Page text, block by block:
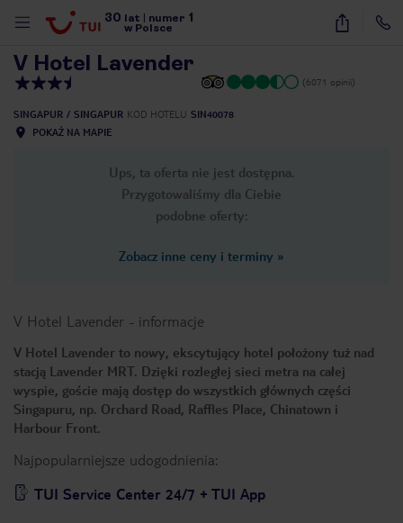
30 lat numer 1
w Polsce
26
V Hotel Lavender
(6071 opinii)
SINGAPUR SINGAPUR KOD HOTELU SIN40078
POKAŻ NA MAPIE
Ups, ta oferta nie jest dostępna.
Przygotowaliśmy dla Ciebie
podobne oferty:
Zobacz inne ceny i terminy »
V Hotel Lavender - informacje
V Hotel Lavender to nowy, ekscytujący hotel położony tuż nad
stacją Lavender MRT. Dzięki rozległej sieci metra na całej
wyspie, goście mają dostęp do wszystkich głównych części
Singapuru, np. Orchard Road, Raffles Place, Chinatown i
Harbour Front.
Najpopularniejsze udogodnienia:
TUI Service Center 24/7 + TUI App